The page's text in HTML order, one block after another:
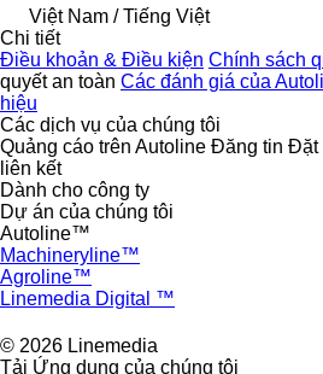
Việt Nam / Tiếng Việt
Chi tiết
Điều khoản & Điều kiện Chính sách
quyết an toàn Các đánh giá của
hiệu
Các dịch vụ của chúng tôi
Quảng cáo trên Autoline Đăng tin Đặt
liên kết
Dành cho công ty
Dự án của chúng tôi
Autoline™
Machineryline™
Agroline™
Linemedia Digital ™
© 2026 Linemedia
Tải Ứng dụng của chúng tôi